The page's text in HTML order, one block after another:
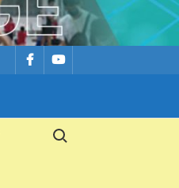
รายการรายการ
Search for: